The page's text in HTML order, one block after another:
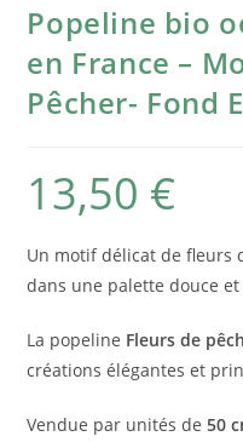
Popeline bio
en France –
Pêcher- Fond
13,50 €
Un motif délicat de fleurs
dans une palette douce
La popeline Fleurs de
créations élégantes et
Vendue par unités de50